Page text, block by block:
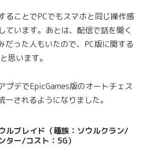
ることでPCでもスマホと同じ操作感
ています。あとは、配信で話を聞く
だった人もいたので、PC版に関する
思います。
プデでEpicGames版のオートチェス
一されるようになりました。
ルブレイド（種族：ソウルクラン/
ター/コスト：5G）